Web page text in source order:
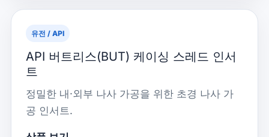
유전 / API
API 버트리스(BUT) 케이싱 스레드 인서
트
정밀한 내·외부 나사 가공을 위한 초경 나사 가
공 인서트.